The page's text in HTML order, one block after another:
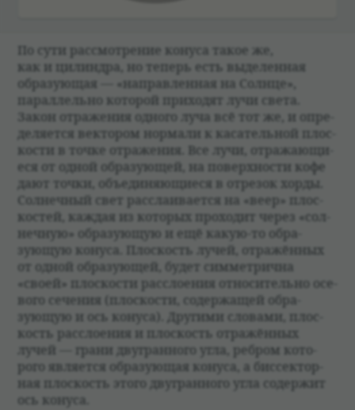
По сути рас­смот­ре­ние конуса такое же,
как и цилин­дра, но теперь есть выде­лен­ная
обра­зующая — «направ­лен­ная на Солнце»,
парал­лельно кото­рой при­хо­дят лучи света.
Закон отраже­ния одного луча всё тот же, и опре­
де­ля­ется век­то­ром нормали к каса­тель­ной плос­
ко­сти в точке отраже­ния. Все лучи, отражающи­
еся от одной обра­зующей, на поверх­но­сти кофе
дают точки, объеди­няющи­еся в отре­зок хорды.
Сол­неч­ный свет рас­сла­и­ва­ется на «веер» плос­
ко­стей, каж­дая из кото­рых про­хо­дит через «сол­
неч­ную» обра­зующую и ещё какую-то обра­
зующую конуса. Плос­кость лучей, отражён­ных
от одной обра­зующей, будет симмет­рична
«своей» плос­ко­сти рас­сло­е­ния отно­си­тельно осе­
вого сече­ния (плос­ко­сти, содержащей обра­
зующую и ось конуса). Другими сло­вами, плос­
кость рас­сло­е­ния и плос­кость отражён­ных
лучей — грани дву­гран­ного угла, реб­ром кото­
рого явля­ется обра­зующая конуса, а бис­сек­тор­
ная плос­кость этого дву­гран­ного угла содержит
ось конуса.